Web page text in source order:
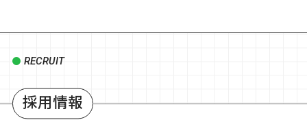
RECRUIT
採用情報